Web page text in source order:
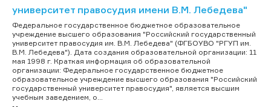
университет правосудия имени В.М. Лебедева"
Федеральное государственное бюджетное образовательное
учреждение высшего образования "Российский государственный
университет правосудия им. В.М. Лебедева" (ФГБОУВО "РГУП им.
В.М. Лебедева"). Дата создания образовательной организации: 11
мая 1998 г. Краткая информация об образовательной
организации: Федеральное государственное бюджетное
образовательное учреждение высшего образования "Российский
государственный университет правосудия", является высшим
учебным заведением, о...